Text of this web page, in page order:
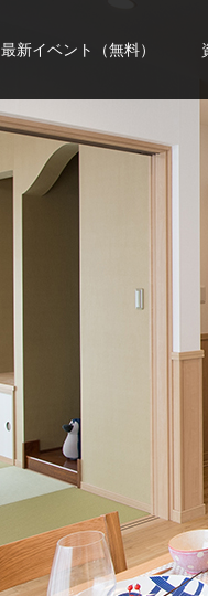
最新イベント（無料）